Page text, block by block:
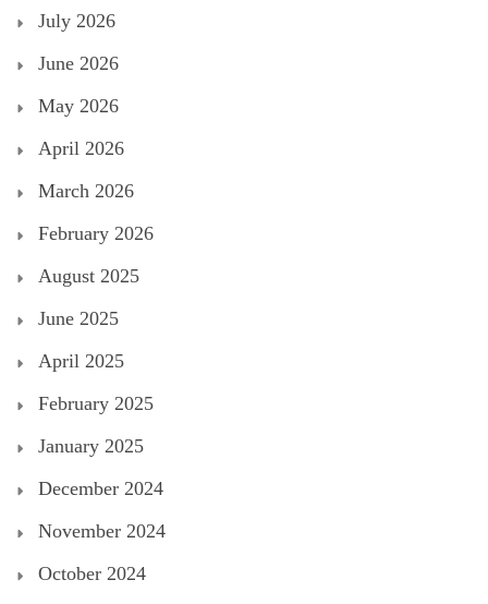
July 2026
June 2026
May 2026
April 2026
March 2026
February 2026
August 2025
June 2025
April 2025
February 2025
January 2025
December 2024
November 2024
October 2024